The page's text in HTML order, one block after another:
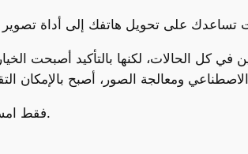
كل الحالات، لكنها بالتأكيد أصبحت
فقط امسك هاتفك، وابدأ بالتصوير الإبداع بيدك.